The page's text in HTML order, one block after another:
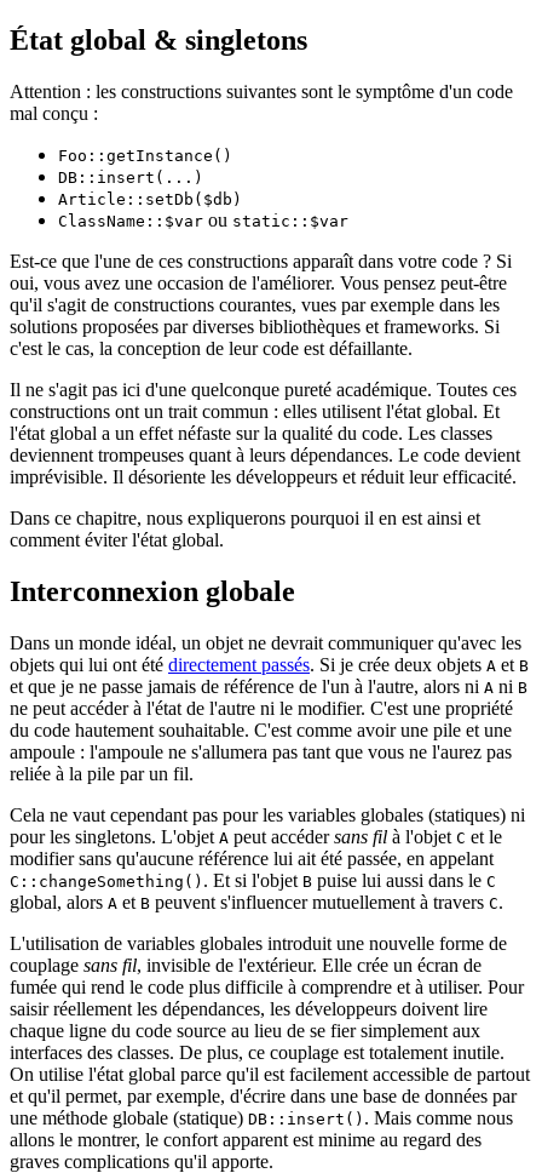
État global & singletons
Attention : les constructions suivantes sont le symptôme d'un code
mal conçu :
Foo::getInstance()
DB::insert(...)
Article::setDb($db)
ClassName::$var ou static::$var
Est-ce que l'une de ces constructions apparaît dans votre code ? Si
oui, vous avez une occasion de l'améliorer. Vous pensez peut-être
qu'il s'agit de constructions courantes, vues par exemple dans les
solutions proposées par diverses bibliothèques et frameworks. Si
c'est le cas, la conception de leur code est défaillante.
Il ne s'agit pas ici d'une quelconque pureté académique. Toutes ces
constructions ont un trait commun : elles utilisent l'état global. Et
l'état global a un effet néfaste sur la qualité du code. Les classes
deviennent trompeuses quant à leurs dépendances. Le code devient
imprévisible. Il désoriente les développeurs et réduit leur efficacité.
Dans ce chapitre, nous expliquerons pourquoi il en est ainsi et
comment éviter l'état global.
Interconnexion globale
Dans un monde idéal, un objet ne devrait communiquer qu'avec les
objets qui lui ont été directement passés. Si je crée deux objets A et B
et que je ne passe jamais de référence de l'un à l'autre, alors ni A ni B
ne peut accéder à l'état de l'autre ni le modifier. C'est une propriété
du code hautement souhaitable. C'est comme avoir une pile et une
ampoule : l'ampoule ne s'allumera pas tant que vous ne l'aurez pas
reliée à la pile par un fil.
Cela ne vaut cependant pas pour les variables globales (statiques) ni
pour les singletons. L'objet A peut accédersans fil à l'objet C et le
modifier sans qu'aucune référence lui ait été passée, en appelant
C::changeSomething() . Et si l'objet B puise lui aussi dans le C
global, alors A et B peuvent s'influencer mutuellement à travers C.
L'utilisation de variables globales introduit une nouvelle forme de
couplage sans fil, invisible de l'extérieur. Elle crée un écran de
fumée qui rend le code plus difficile à comprendre et à utiliser. Pour
saisir réellement les dépendances, les développeurs doivent lire
chaque ligne du code source au lieu de se fier simplement aux
interfaces des classes. De plus, ce couplage est totalement inutile.
On utilise l'état global parce qu'il est facilement accessible de partout
et qu'il permet, par exemple, d'écrire dans une base de données par
une méthode globale (statique) DB::insert() . Mais comme nous
allons le montrer, le confort apparent est minime au regard des
graves complications qu'il apporte.